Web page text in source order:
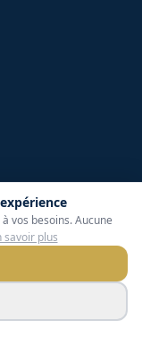
vos besoins. Aucune
savoir plus